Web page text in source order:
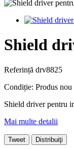
Shield
Referință drv8825
Condiție: Produs nou
Shield driver pentru
Mai multe detalii
Tweet Distribuiţi